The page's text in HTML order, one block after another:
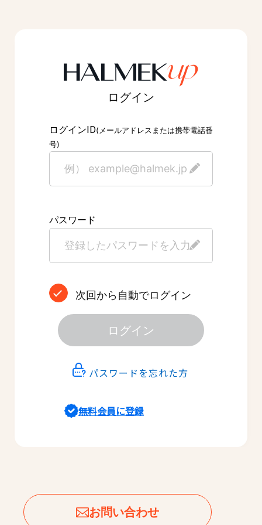
ログイン
ログインID(メールアドレスまたは携帯電話番
号)
パスワード
次回から自動でログイン
ログイン
パスワードを忘れた方
無料会員に登録
お問い合わせ